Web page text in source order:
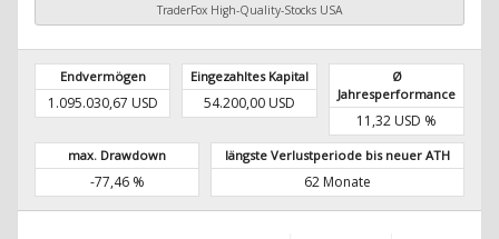
TraderFox High-Quality-Stocks USA
Endvermögen
1.095.030,67 USD
Eingezahltes Kapital
54.200,00 USD
Ø
Jahresperformance
11,32 USD %
max. Drawdown
-77,46 %
längste Verlustperiode bis neuer ATH
62 Monate